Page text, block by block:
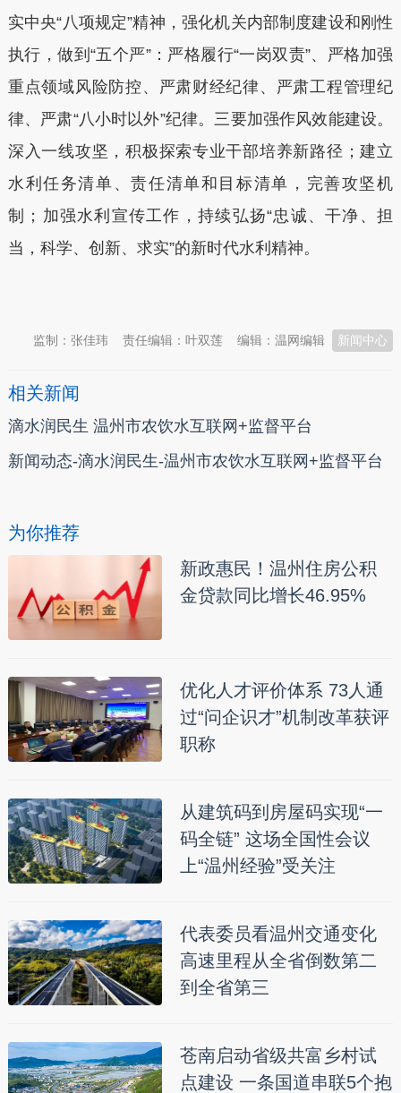
实中央“八项规定”精神，强化机关内部制度建设和刚性
执行，做到“五个严”：严格履行“一岗双责”、严格加强
重点领域风险防控、严肃财经纪律、严肃工程管理纪
律、严肃“八小时以外”纪律。三要加强作风效能建设。
深入一线攻坚，积极探索专业干部培养新路径；建立
水利任务清单、责任清单和目标清单，完善攻坚机
制；加强水利宣传工作，持续弘扬“忠诚、干净、担
当，科学、创新、求实”的新时代水利精神。
新闻中心
编辑：温网编辑
责任编辑：叶双莲
监制：张佳玮
相关新闻
滴水润民生 温州市农饮水互联网+监督平台
新闻动态-滴水润民生-温州市农饮水互联网+监督平台
为你推荐
新政惠民！温州住房公积
金贷款同比增长46.95%
优化人才评价体系 73人通
过“问企识才”机制改革获评
职称
从建筑码到房屋码实现“一
码全链” 这场全国性会议
上“温州经验”受关注
代表委员看温州交通变化
高速里程从全省倒数第二
到全省第三
苍南启动省级共富乡村试
点建设 一条国道串联5个抱